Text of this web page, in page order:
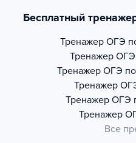
Бесплатный
Тренажер ОГЭ
Тренажер ОГЭ
Тренажер ОГЭ
Тренажер
Тренажер ОГЭ
Тренажер
Все